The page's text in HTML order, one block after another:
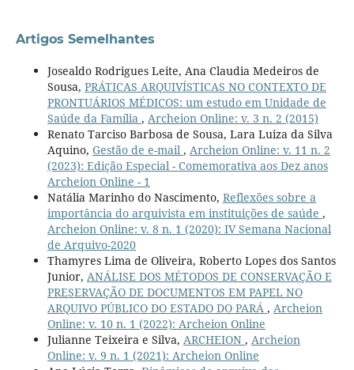
Artigos Semelhantes
Josealdo Rodrigues Leite, Ana Claudia Medeiros de
Sousa, PRÁTICAS ARQUIVÍSTICAS NO CONTEXTO DE
PRONTUÁRIOS MÉDICOS: um estudo em Unidade de
Saúde da Família , Archeion Online: v. 3 n. 2 (2015)
Renato Tarciso Barbosa de Sousa, Lara Luiza da Silva
Aquino, Gestão de e-mail , Archeion Online: v. 11 n. 2
(2023): Edição Especial - Comemorativa aos Dez anos
Archeion Online - 1
Natália Marinho do Nascimento, Reflexões sobre a
importância do arquivista em instituições de saúde ,
Archeion Online: v. 8 n. 1 (2020): IV Semana Nacional
de Arquivo-2020
Thamyres Lima de Oliveira, Roberto Lopes dos Santos
Junior, ANÁLISE DOS MÉTODOS DE CONSERVAÇÃO E
PRESERVAÇÃO DE DOCUMENTOS EM PAPEL NO
ARQUIVO PÚBLICO DO ESTADO DO PARÁ , Archeion
Online: v. 10 n. 1 (2022): Archeion Online
Julianne Teixeira e Silva, ARCHEION , Archeion
Online: v. 9 n. 1 (2021): Archeion Online